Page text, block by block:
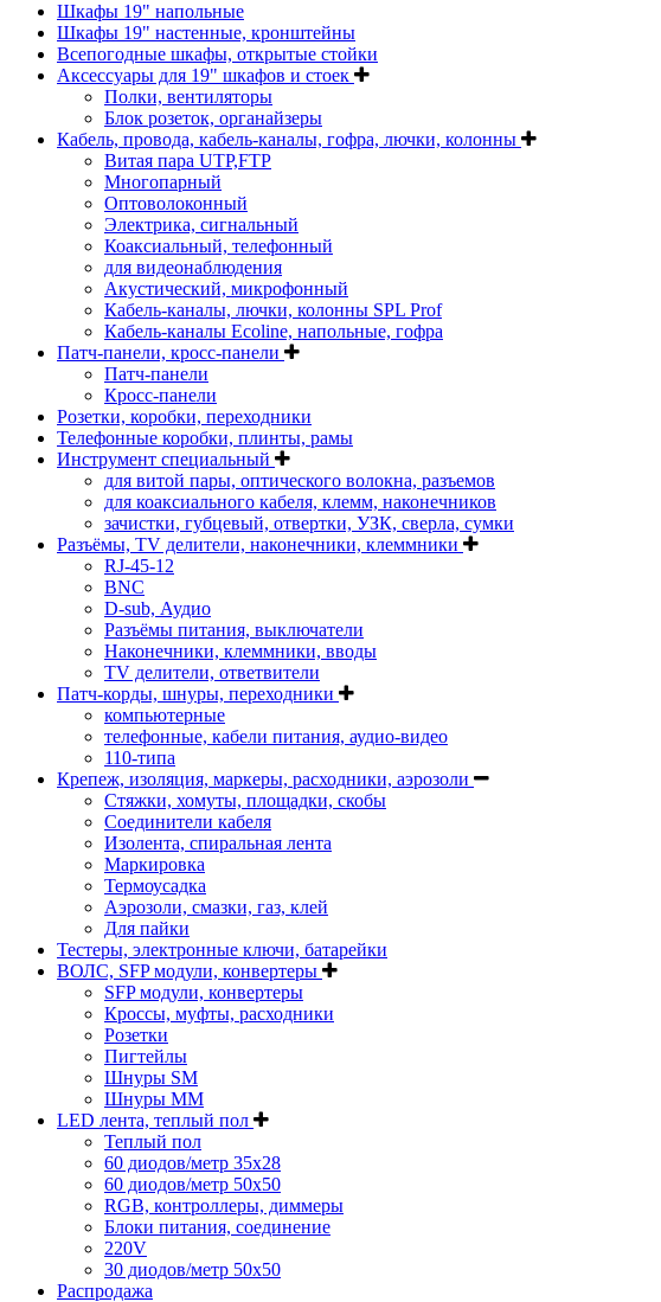
Шкафы 19" напольные
Шкафы 19" настенные, кронштейны
Всепогодные шкафы, открытые стойки
Аксессуары для 19" шкафов и стоек
Полки, вентиляторы
Блок розеток, органайзеры
Кабель, провода, кабель-каналы, гофра, лючки, колонны
Витая пара UTP,FTP
Многопарный
Оптоволоконный
Электрика, сигнальный
Коаксиальный, телефонный
для видеонаблюдения
Акустический, микрофонный
Кабель-каналы, лючки, колонны SPL Prof
Кабель-каналы Ecoline, напольные, гофра
Патч-панели, кросс-панели
Патч-панели
Кросс-панели
Розетки, коробки, переходники
Телефонные коробки, плинты, рамы
Инструмент специальный
для витой пары, оптического волокна, разъемов
для коаксиального кабеля, клемм, наконечников
зачистки, губцевый, отвертки, УЗК, сверла, сумки
Разъёмы, TV делители, наконечники, клеммники
RJ-45-12
BNC
D-sub, Аудио
Разъёмы питания, выключатели
Наконечники, клеммники, вводы
ТV делители, ответвители
Патч-корды, шнуры, переходники
компьютерные
телефонные, кабели питания, аудио-видео
110-типа
Крепеж, изоляция, маркеры, расходники, аэрозоли
Стяжки, хомуты, площадки, скобы
Соединители кабеля
Изолента, спиральная лента
Маркировка
Термоусадка
Аэрозоли, смазки, газ, клей
Для пайки
Тестеры, электронные ключи, батарейки
ВОЛС, SFP модули, конвертеры
SFP модули, конвертеры
Кроссы, муфты, расходники
Розетки
Пигтейлы
Шнуры SM
Шнуры MM
LED лента, теплый пол
Теплый пол
60 диодов/метр 35x28
60 диодов/метр 50x50
RGB, контроллеры, диммеры
Блоки питания, соединение
220V
30 диодов/метр 50х50
Распродажа